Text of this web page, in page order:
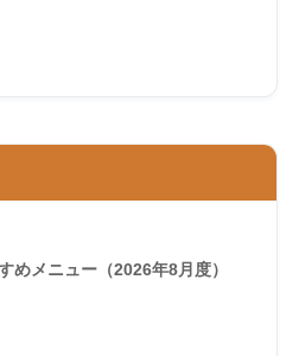
めメニュー（2026年8月度）